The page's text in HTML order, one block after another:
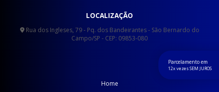
LOCALIZAÇÃO
Rua dos Ingleses, 79 - Pq. dos Bandeirantes - São Bernardo do
Campo/SP - CEP: 09853-080
Home
Parcelamento em
12x vezes SEM JUROS